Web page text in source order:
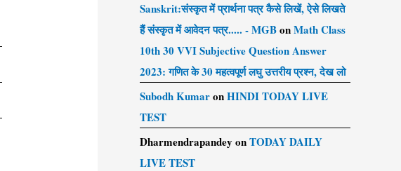
Sanskrit:संस्कृत में प्रार्थना पत्र कैसे लिखें, ऐसे लिखते
हैं संस्कृत में आवेदन पत्र..... - MGBonMath Class
10th 30 VVI Subjective Question Answer
2023: गणित के 30 महत्वपूर्ण लघु उत्तरीय प्रश्न, देख लो
Subodh KumaronHINDI TODAY LIVE
TEST
Dharmendrapandey onTODAY DAILY
LIVE TEST